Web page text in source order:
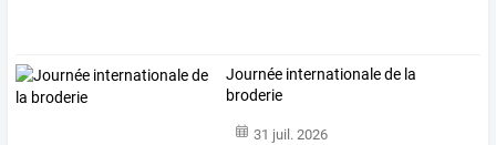
Journée internationale de la
broderie
31 juil. 2026